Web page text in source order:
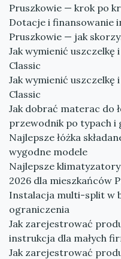
Pruszkowie — krok po
Dotacje i finansowanie
Pruszkowie — jak
Jak wymienić uszczelkę
Classic
Jak wymienić uszczelkę
Classic
Jak dobrać materac do
przewodnik po typach i
Najlepsze łóżka
wygodne modele
Najlepsze
2026 dla mieszkańców
Instalacja multi-split w
ograniczenia
Jak zarejestrować
instrukcja dla małych
Jak zarejestrować